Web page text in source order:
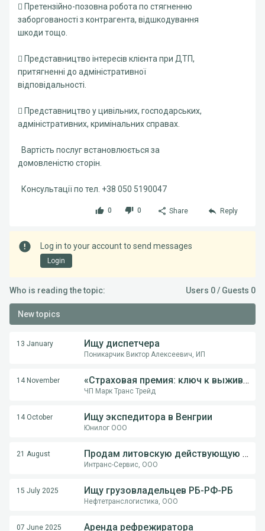
 Претензійно-позовна робота по стягненню
заборгованості з контрагента, відшкодування
шкоди тощо.
 Представництво інтересів клієнта при ДТП,
притягненні до адміністративної
відповідальності.
 Представництво у цивільних, господарських,
адміністративних, кримінальних справах.
Вартість послуг встановлюється за
домовленістю сторін.
Консультації по тел. +38 050 5190047
0 0 Share Reply
Log in to your account to send messages
Login
Who is reading the topic: Users 0 / Guests 0
New topics
13 January Ищу диспетчера
Поникарчик Виктор Алексеевич, ИП
14 November «Страховая премия: ключ к выживанию перевозчика в международной логистике»
ЧП Марк Транс Трейд
14 October Ищу экспедитора в Венгрии
Юнилог ООО
21 August Продам литовскую действующую компанию
Интранс-Сервис, ООО
15 July 2025 Ищу грузовладельцев РБ-РФ-РБ
Нефтетранслогистика, ООО
07 June 2025 Аренда рефрежиратора